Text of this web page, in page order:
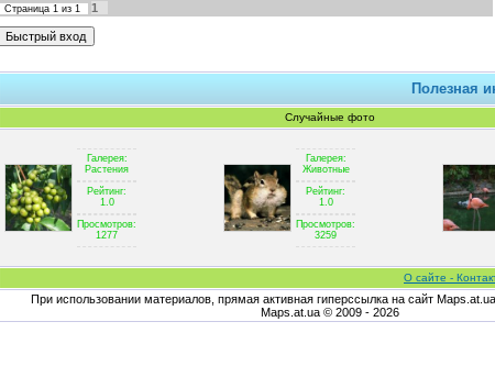
Страница 1 из 1
1
Полезная
Случайные фото
Галерея:
Растения
Рейтинг:
1.0
Просмотров:
1277
Галерея:
Животные
Рейтинг:
1.0
Просмотров:
3259
О сайте -
При использовании материалов, прямая активная гиперссылка на сайт
Maps.at.ua © 2009 - 2026